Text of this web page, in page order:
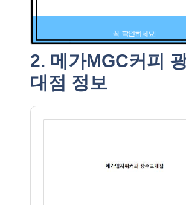
2. 메가MGC커피
대점 정보